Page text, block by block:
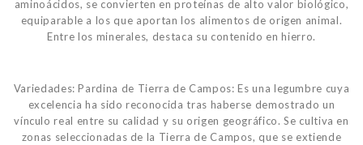
aminoácidos, se convierten en proteínas de alto valor biológico,
equiparable a los que aportan los alimentos de origen animal.
Entre los minerales, destaca su contenido en hierro.
Variedades: Pardina de Tierra de Campos: Es una legumbre cuya
excelencia ha sido reconocida tras haberse demostrado un
vínculo real entre su calidad y su origen geográfico. Se cultiva en
zonas seleccionadas de la Tierra de Campos, que se extiende